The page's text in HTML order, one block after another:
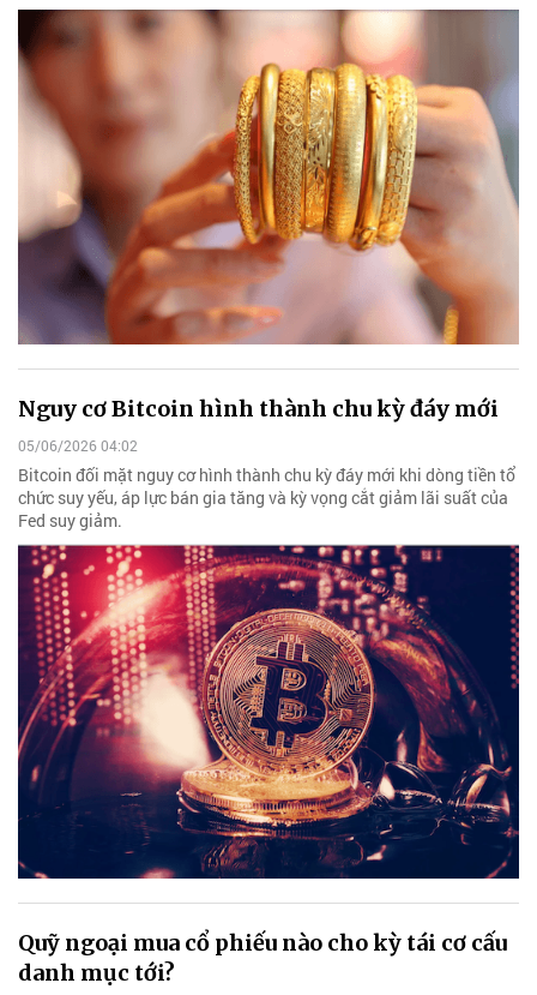
Nguy cơ Bitcoin hình thành chu kỳ đáy mới
05/06/2026 04:02
Bitcoin đối mặt nguy cơ hình thành chu kỳ đáy mới khi dòng tiền tổ
chức suy yếu, áp lực bán gia tăng và kỳ vọng cắt giảm lãi suất của
Fed suy giảm.
Quỹ ngoại mua cổ phiếu nào cho kỳ tái cơ cấu
danh mục tới?